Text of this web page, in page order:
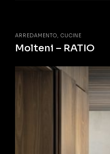
ARREDAMENTO CUCINE
Molteni – RATIO